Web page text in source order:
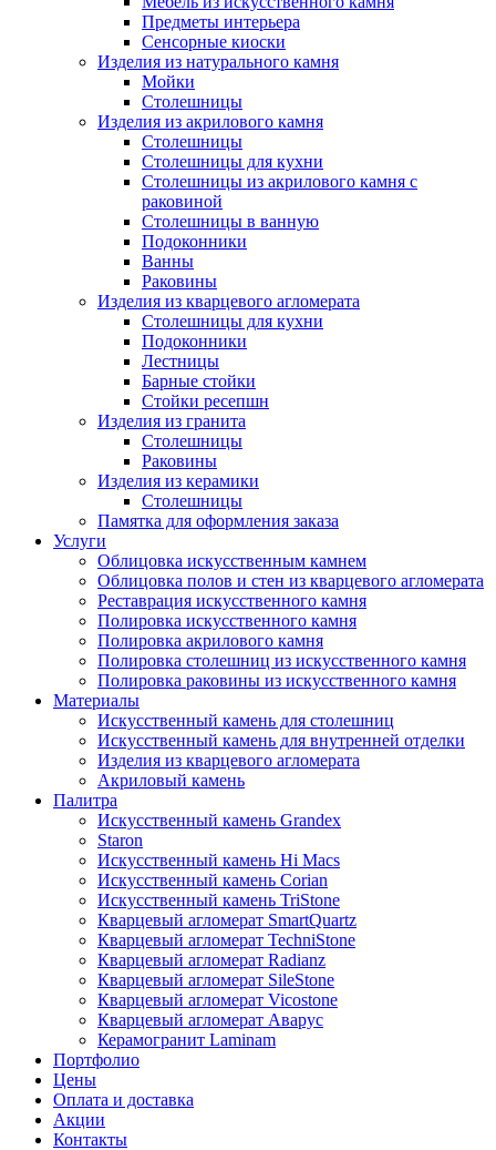
Предметы интерьера
Сенсорные киоски
Изделия из натурального камня
Мойки
Столешницы
Изделия из акрилового камня
Столешницы
Столешницы для кухни
Столешницы из акрилового камня с
раковиной
Столешницы в ванную
Подоконники
Ванны
Раковины
Изделия из кварцевого агломерата
Столешницы для кухни
Подоконники
Лестницы
Барные стойки
Стойки ресепшн
Изделия из гранита
Столешницы
Раковины
Изделия из керамики
Столешницы
Памятка для оформления заказа
Услуги
Облицовка искусственным камнем
Облицовка полов и стен из кварцевого агломерата
Реставрация искусственного камня
Полировка искусственного камня
Полировка акрилового камня
Полировка столешниц из искусственного камня
Полировка раковины из искусственного камня
Материалы
Искусственный камень для столешниц
Искусственный камень для внутренней отделки
Изделия из кварцевого агломерата
Акриловый камень
Палитра
Искусственный камень Grandex
Staron
Искусственный камень Hi Macs
Искусственный камень Corian
Искусственный камень TriStone
Кварцевый агломерат SmartQuartz
Кварцевый агломерат TechniStone
Кварцевый агломерат Radianz
Кварцевый агломерат SileStone
Кварцевый агломерат Vicostone
Кварцевый агломерат Аварус
Керамогранит Laminam
Портфолио
Цены
Оплата и доставка
Акции
Контакты